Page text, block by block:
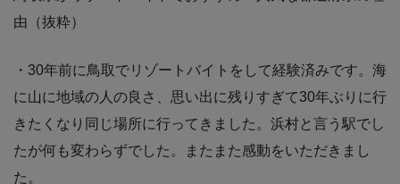
由（抜粋）
・30年前に鳥取でリゾートバイトをして経験済みです。海
に山に地域の人の良さ、思い出に残りすぎて30年ぶりに行
きたくなり同じ場所に行ってきました。浜村と言う駅でし
たが何も変わらずでした。またまた感動をいただきまし
た。